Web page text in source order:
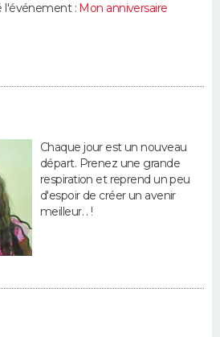
l'événement : Mon anniversaire
Chaque jour est un nouveau
départ. Prenez une grande
respiration et reprend un peu
d'espoir de créer un avenir
meilleur. . !